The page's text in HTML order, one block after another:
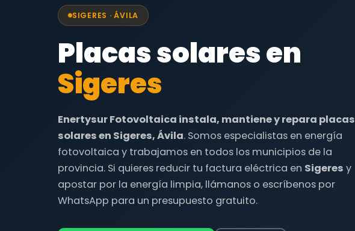
SIGERES · ÁVILA
Placas solares en
Sigeres
Enertysur Fotovoltaica instala, mantiene y repara placas
solares en Sigeres, Ávila. Somos especialistas en energía
fotovoltaica y trabajamos en todos los municipios de la
provincia. Si quieres reducir tu factura eléctrica en Sigeres y
apostar por la energía limpia, llámanos o escríbenos por
WhatsApp para un presupuesto gratuito.